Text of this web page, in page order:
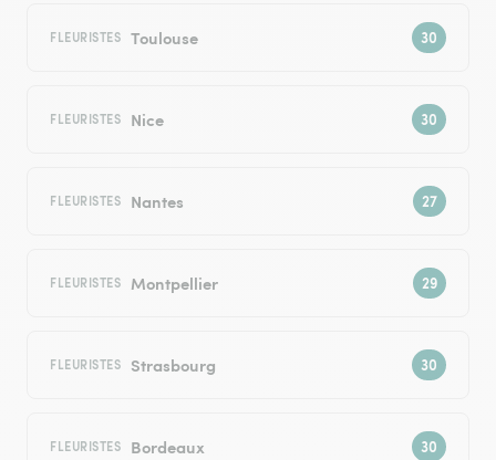
FLEURISTES Toulouse
FLEURISTES Nice
FLEURISTES Nantes
FLEURISTES Montpellier
FLEURISTES Strasbourg
FLEURISTES Bordeaux